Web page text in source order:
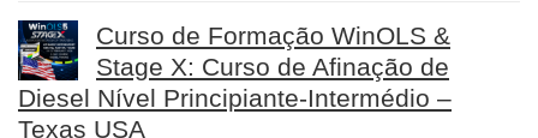
Curso de Formação WinOLS &
Stage X: Curso de Afinação de
Diesel Nível Principiante-Intermédio –
Texas USA